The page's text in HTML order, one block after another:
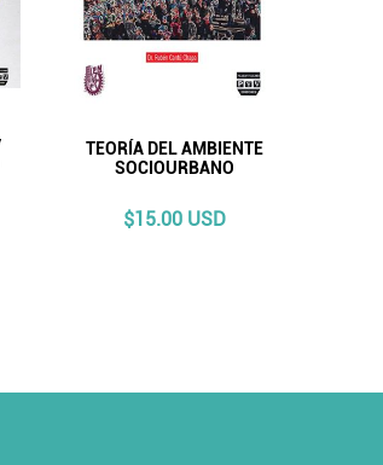
TEORÍA DEL AMBIENTE
SOCIOURBANO
$15.00 USD